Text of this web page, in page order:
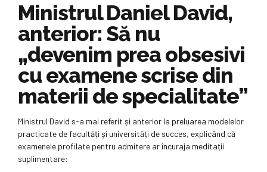
Ministrul Daniel David,
anterior: Să nu
„devenim prea obsesivi
cu examene scrise din
materii de specialitate”
Ministrul David s-a mai referit și anterior la preluarea modelelor
practicate de facultăți și universități de succes, explicând că
examenele profilate pentru admitere ar încuraja meditații
suplimentare: